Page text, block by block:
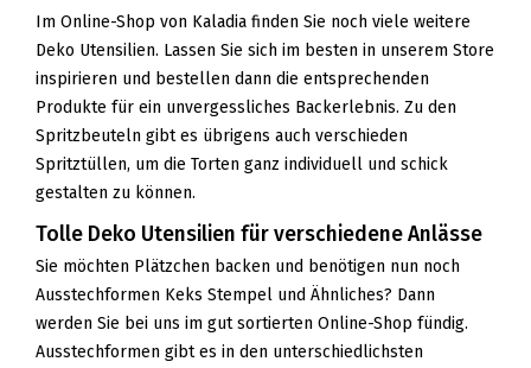
Im Online-Shop von Kaladia finden Sie noch viele weitere
Deko Utensilien. Lassen Sie sich im besten in unserem Store
inspirieren und bestellen dann die entsprechenden
Produkte für ein unvergessliches Backerlebnis. Zu den
Spritzbeuteln gibt es übrigens auch verschieden
Spritztüllen, um die Torten ganz individuell und schick
gestalten zu können.
Tolle Deko Utensilien für verschiedene Anlässe
Sie möchten Plätzchen backen und benötigen nun noch
Ausstechformen Keks Stempel und Ähnliches? Dann
werden Sie bei uns im gut sortierten Online-Shop fündig.
Ausstechformen gibt es in den unterschiedlichsten